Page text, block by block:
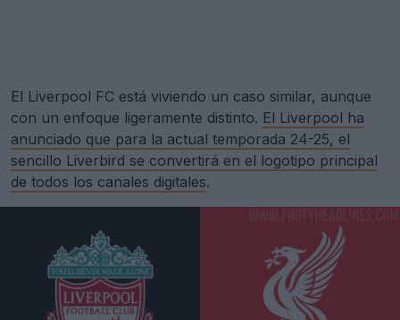
El Liverpool FC está viviendo un caso similar, aunque
con un enfoque ligeramente distinto. El Liverpool ha
anunciado que para la actual temporada 24-25, el
sencillo Liverbird se convertirá en el logotipo principal
de todos los canales digitales.